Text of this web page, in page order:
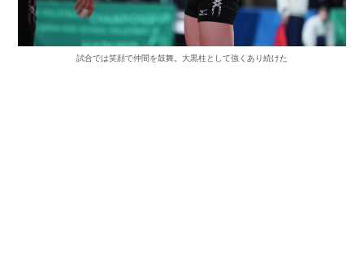
試合では笑顔で仲間を鼓舞。大黒柱として強くあり続けた